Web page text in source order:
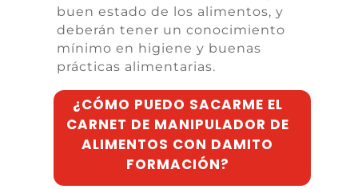
buen estado de los alimentos, y
deberán tener un conocimiento
mínimo en higiene y buenas
prácticas alimentarias.
¿CÓMO PUEDO SACARME EL
CARNET DE MANIPULADOR DE
ALIMENTOS CON DAMITO
FORMACIÓN?